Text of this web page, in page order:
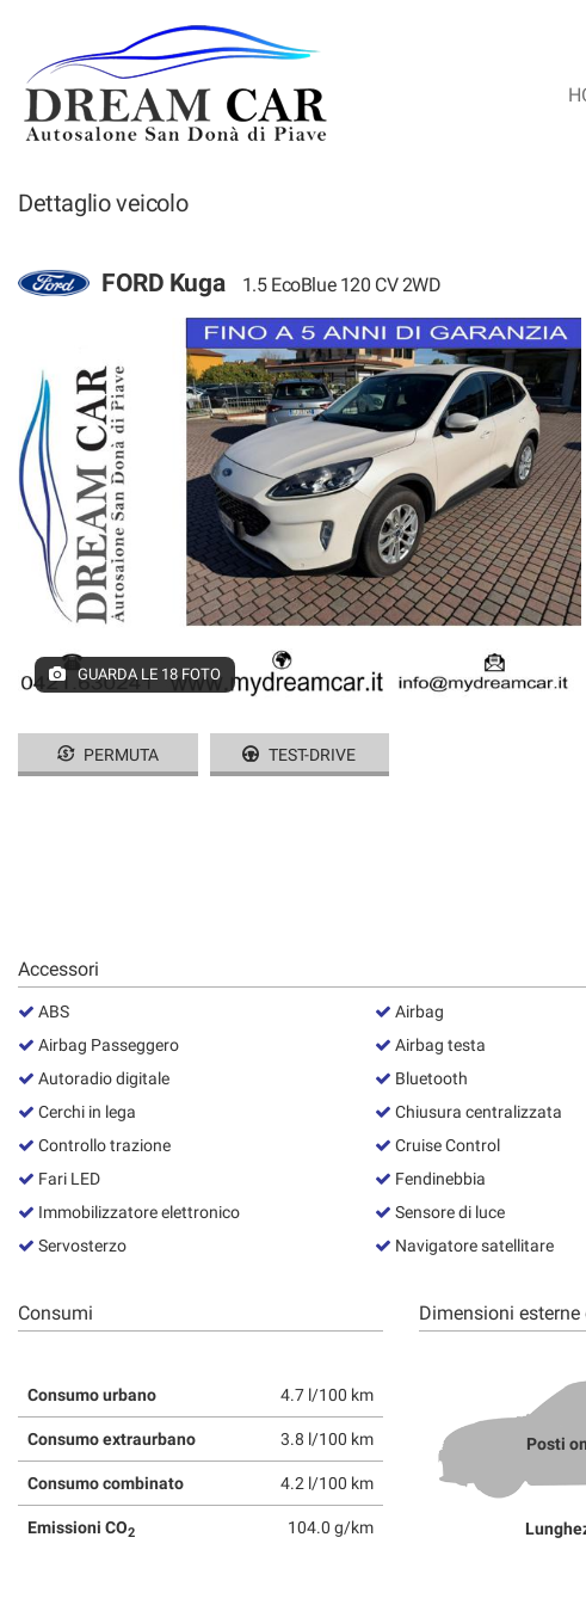
HOME
VENDITA AUTO
ACQUISTIAMO IL TUO
POST VENDITA
Dettaglio veicolo
FORD Kuga 1.5 EcoBlue 120 CV 2WD
GUARDA LE 18 FOTO
PERMUTA TEST-DRIVE
Accessori
ABS
Airbag Passeggero
Autoradio digitale
Cerchi in lega
Controllo trazione
Fari LED
Immobilizzatore elettronico
Servosterzo
Airbag
Airbag testa
Bluetooth
Chiusura centralizzata
Cruise Control
Fendinebbia
Sensore di luce
Navigatore satellitare
Consumi
Consumo urbano 4.7 l/100 km
Consumo extraurbano 3.8 l/100 km
Consumo combinato 4.2 l/100 km
Emissioni CO2 104.0 g/km
Dimensioni esterne
Posti